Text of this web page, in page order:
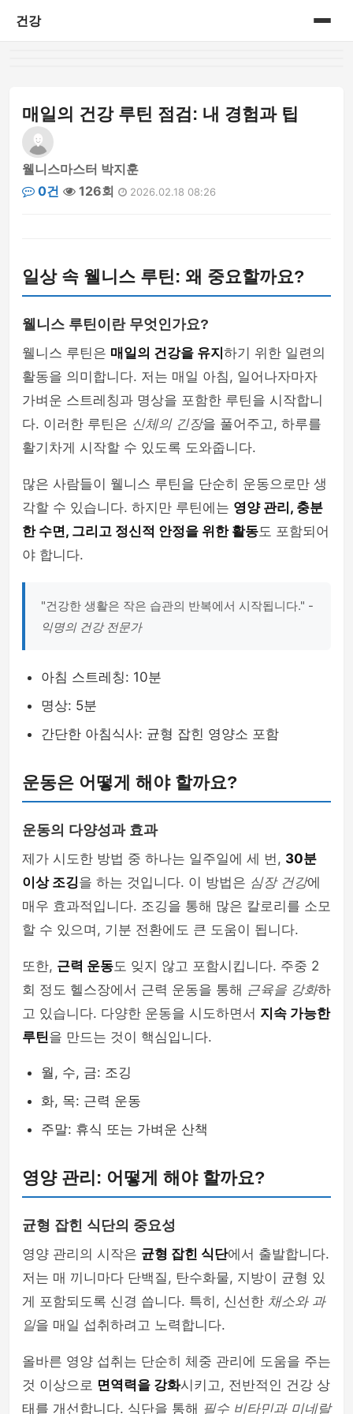
건강
매일의 건강 루틴 점검: 내 경험과 팁
웰니스마스터 박지훈
0건
126회 2026.02.18 08:26
일상 속 웰니스 루틴: 왜 중요할까요?
웰니스 루틴이란 무엇인가요?
웰니스 루틴은 매일의 건강을 유지 하기 위한 일련의
활동을 의미합니다. 저는 매일 아침, 일어나자마자
가벼운 스트레칭과 명상을 포함한 루틴을 시작합니
다. 이러한 루틴은 신체의 긴장을 풀어주고, 하루를
활기차게 시작할 수 있도록 도와줍니다.
많은 사람들이 웰니스 루틴을 단순히 운동으로만 생
각할 수 있습니다. 하지만 루틴에는 영양 관리, 충분
한 수면, 그리고 정신적 안정을 위한 활동도 포함되어
야 합니다.
"건강한 생활은 작은 습관의 반복에서 시작됩니다." -
익명의 건강 전문가
아침 스트레칭: 10분
명상: 5분
간단한 아침식사: 균형 잡힌 영양소 포함
운동은 어떻게 해야 할까요?
운동의 다양성과 효과
제가 시도한 방법 중 하나는 일주일에 세 번, 30분
이상 조깅을 하는 것입니다. 이 방법은 심장 건강에
매우 효과적입니다. 조깅을 통해 많은 칼로리를 소모
할 수 있으며, 기분 전환에도 큰 도움이 됩니다.
또한, 근력 운동도 잊지 않고 포함시킵니다. 주중 2
회 정도 헬스장에서 근력 운동을 통해 근육을 강화하
고 있습니다. 다양한 운동을 시도하면서 지속 가능한
루틴을 만드는 것이 핵심입니다.
월, 수, 금: 조깅
화, 목: 근력 운동
주말: 휴식 또는 가벼운 산책
영양 관리: 어떻게 해야 할까요?
균형 잡힌 식단의 중요성
영양 관리의 시작은 균형 잡힌 식단에서 출발합니다.
저는 매 끼니마다 단백질, 탄수화물, 지방이 균형 있
게 포함되도록 신경 씁니다. 특히, 신선한 채소와 과
일을 매일 섭취하려고 노력합니다.
올바른 영양 섭취는 단순히 체중 관리에 도움을 주는
것 이상으로 면역력을 강화시키고, 전반적인 건강 상
태를 개선합니다. 식단을 통해 필수 비타민과 미네랄